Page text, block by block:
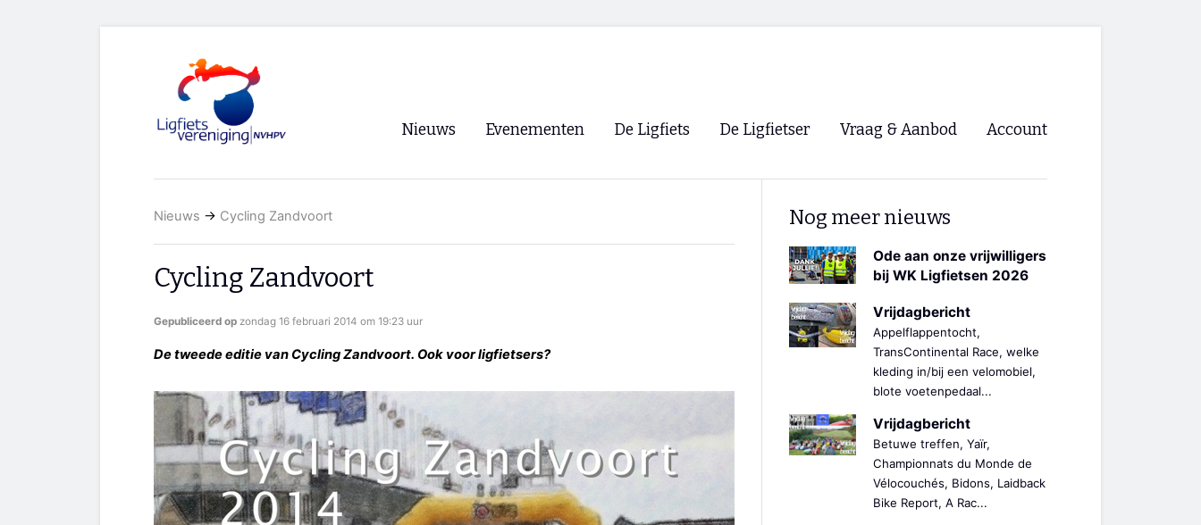
Nieuws Evenementen
WK Ligfietsen 2026
De Ligfiets De Ligfietser
Ligfietsvereninging NVHPV
Lokale Fietsverenigingen
EHPVA & EuSupino 🡺
Vraag & Aanbod Account
Nieuws → Cycling Zandvoort
Cycling Zandvoort
Gepubliceerd op zondag 16 februari 2014 om 19:23 uur
De tweede editie van Cycling Zandvoort. Ook voor ligfietsers?
Nog meer nieuws
Ode aan onze vrijwilligers
bij WK Ligfietsen 2026
Vrijdagbericht
Appelflappentocht,
TransContinental Race, welke
kleding in/bij een velomobiel,
blote voetenpedaal...
Vrijdagbericht
Betuwe treffen, Yaïr,
Championnats du Monde de
Vélocouchés, Bidons, Laidback
Bike Report, A Rac...